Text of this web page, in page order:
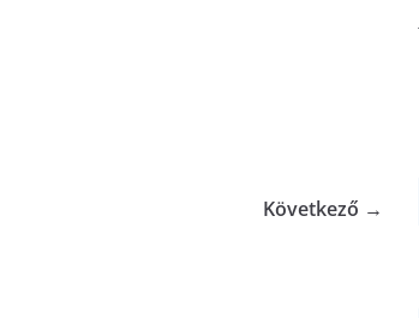
Következő →